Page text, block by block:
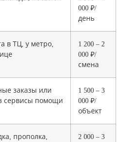
000 ₽/
день
в ТЦ, у метро,
1 200 – 2
000 ₽/
смена
заказы или
сервисы помощи
1 500 – 3
000 ₽/
объект
прополка,
2 000 – 3